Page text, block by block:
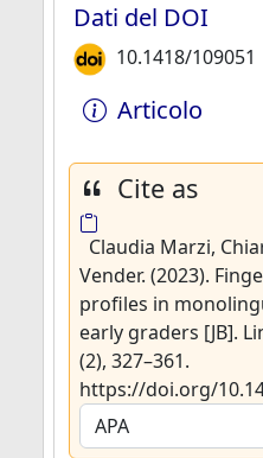
Dati del DOI
10.1418/109051
Articolo
Cite as
Claudia Marzi,
Vender. (2023).
profiles in
early graders [JB].
(2), 327–361.
https://doi.org/